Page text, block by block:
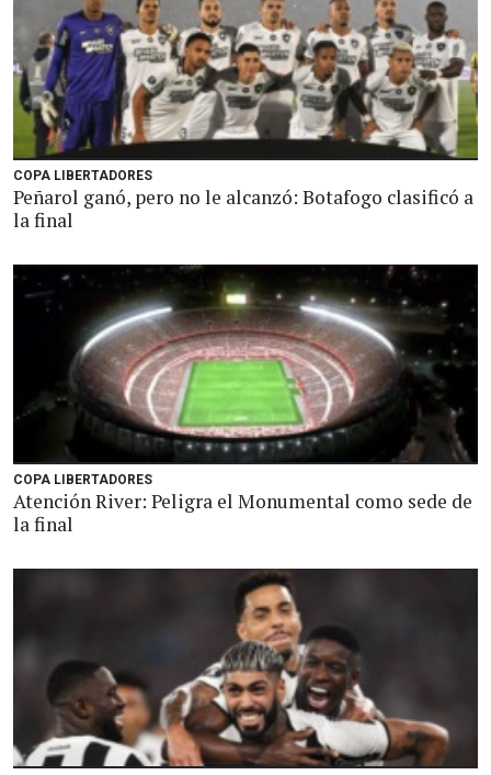
COPA LIBERTADORES
Peñarol ganó, pero no le alcanzó: Botafogo clasificó a
la final
COPA LIBERTADORES
Atención River: Peligra el Monumental como sede de
la final